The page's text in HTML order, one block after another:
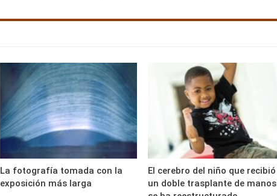
La fotografía tomada con la
exposición más larga
El cerebro del niño que recibió
un doble trasplante de manos